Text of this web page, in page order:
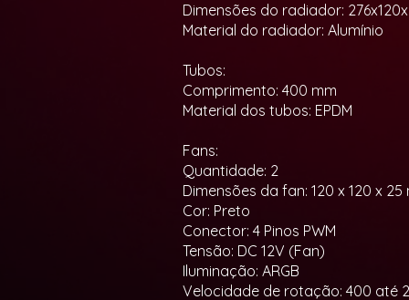
Dimensões do radiador:
Material do radiador: Alumínio
Tubos:
Comprimento: 400 mm
Material dos tubos: EPDM
Fans:
Quantidade: 2
Dimensões da fan: 120 x 120 x 25
Cor: Preto
Conector: 4 Pinos PWM
Tensão: DC 12V (Fan)
Iluminação: ARGB
Velocidade de rotação: 400 até